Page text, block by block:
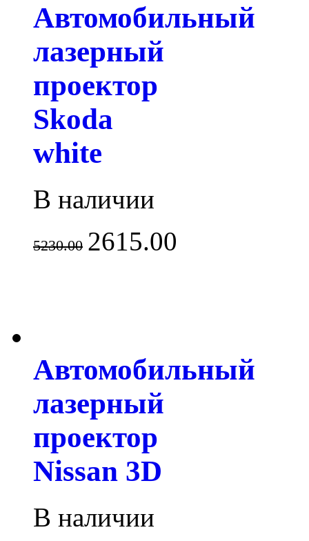
Автомобильный
лазерный
проектор
Skoda
white
В наличии
5230.00 2615.00
Автомобильный
лазерный
проектор
Nissan 3D
В наличии